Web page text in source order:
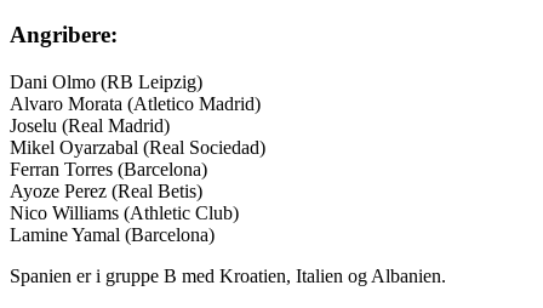
Angribere:
Dani Olmo (RB Leipzig)
Alvaro Morata (Atletico Madrid)
Joselu (Real Madrid)
Mikel Oyarzabal (Real Sociedad)
Ferran Torres (Barcelona)
Ayoze Perez (Real Betis)
Nico Williams (Athletic Club)
Lamine Yamal (Barcelona)
Spanien er i gruppe B med Kroatien, Italien og Albanien.